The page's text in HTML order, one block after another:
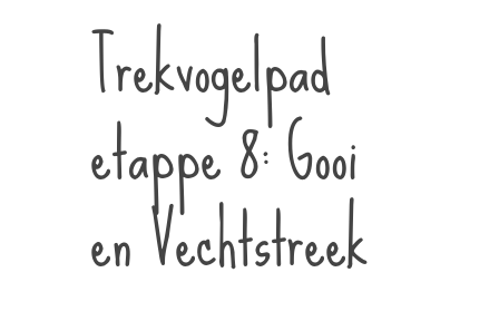
Trekvogelpad
etappe 8: Gooi
en Vechtstreek